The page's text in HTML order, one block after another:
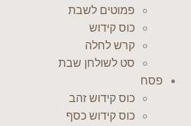
פמוטים לשבת
כוס קידוש
קרש לחלה
סט לשולחן שבת
פסח
כוס קידוש זהב
כוס קידוש כסף